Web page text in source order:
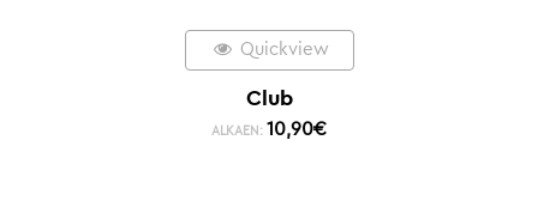
Quickview
Club
ALKAEN: 10,90€